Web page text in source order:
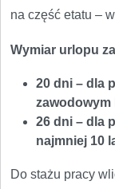
na część etatu –
Wymiar urlopu
20 dni – dla
zawodowym
26 dni – dla
najmniej 10
Do stażu pracy